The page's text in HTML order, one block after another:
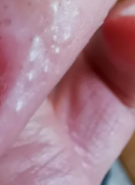
में इस्तेमाल होने वाले
है, जिससे त्वचा में
हो सकती है।